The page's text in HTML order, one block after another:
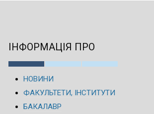
ІНФОРМАЦІЯ ПРО
НОВИНИ
ФАКУЛЬТЕТИ, ІНСТИТУТИ
БАКАЛАВР